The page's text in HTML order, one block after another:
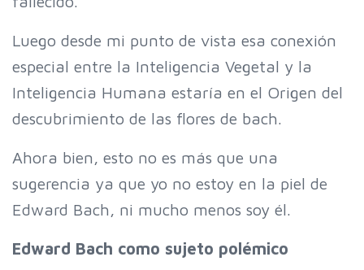
Luego desde mi punto de vista esa conexión
especial entre la Inteligencia Vegetal y la
Inteligencia Humana estaría en el Origen del
descubrimiento de las flores de bach.
Ahora bien, esto no es más que una
sugerencia ya que yo no estoy en la piel de
Edward Bach, ni mucho menos soy él.
Edward Bach como sujeto polémico